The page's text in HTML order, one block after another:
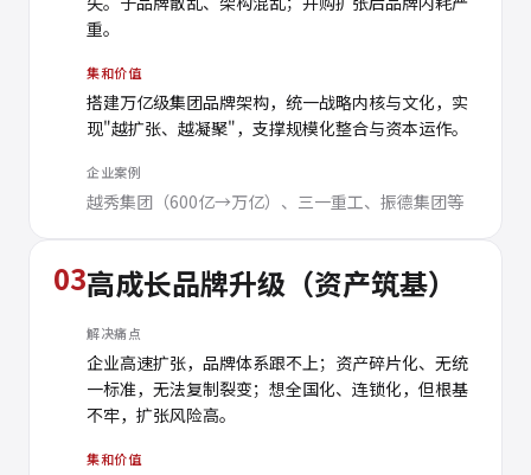
重。
集和价值
搭建万亿级集团品牌架构，统一战略内核与文化，实
现"越扩张、越凝聚"，支撑规模化整合与资本运作。
企业案例
越秀集团（600亿→万亿）、三一重工、振德集团等
03高成长品牌升级（资产筑基）
解决痛点
企业高速扩张，品牌体系跟不上；资产碎片化、无统
一标准，无法复制裂变；想全国化、连锁化，但根基
不牢，扩张风险高。
集和价值